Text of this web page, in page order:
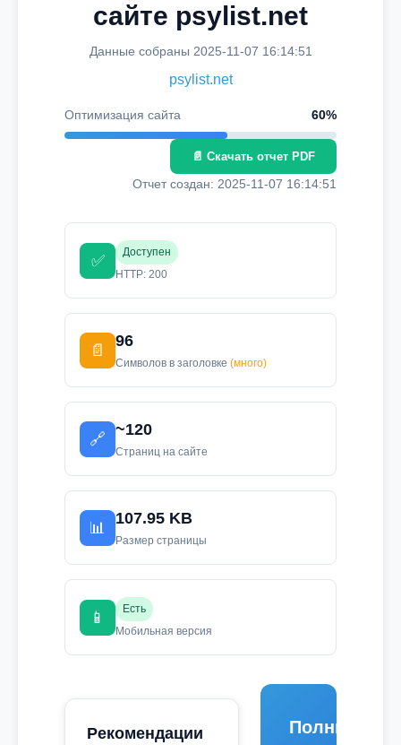
сайте psylist.net
Данные собраны 2025-11-07 16:14:51
psylist.net
Оптимизация сайта 60%
📄 Скачать отчет PDF
Отчет создан: 2025-11-07 16:14:51
✅
Доступен
HTTP: 200
📄
96
Символов в заголовке (много)
🔗
~120
Страниц на сайте
📊
107.95 KB
Размер страницы
📱
Есть
Мобильная версия
Рекомендации
Полный